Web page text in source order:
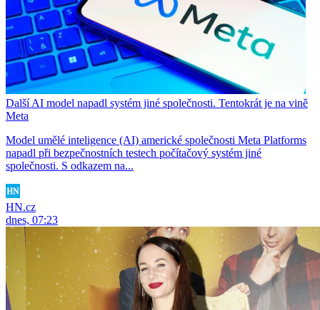
Další AI model napadl systém jiné společnosti. Tentokrát je na vině
Meta
Model umělé inteligence (AI) americké společnosti Meta Platforms
napadl při bezpečnostních testech počítačový systém jiné
společnosti. S odkazem na...
HN.cz
dnes, 07:23